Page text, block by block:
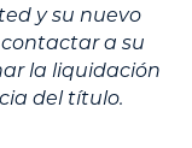
y su nuevo
a su
la liquidación
del título.